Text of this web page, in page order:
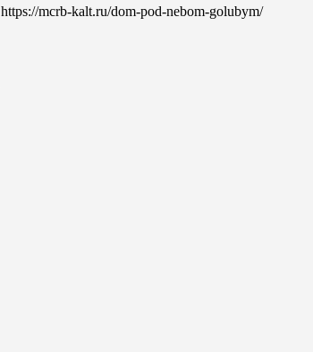
https://mcrb-kalt.ru/dom-pod-nebom-golubym/